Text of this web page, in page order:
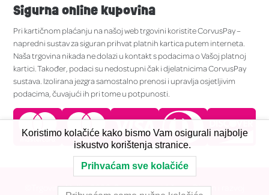
Sigurna online kupovina
Pri kartičnom plaćanju na našoj web trgovini koristite CorvusPay –
napredni sustav za siguran prihvat platnih kartica putem interneta.
Naša trgovina nikada ne dolazi u kontakt s podacima o Vašoj platnoj
kartici. Također, podaci su nedostupni čak i djelatnicima CorvusPay
sustava. Izolirana jezgra samostalno prenosi i upravlja osjetljivim
podacima, čuvajući ih pri tome u potpunosti.
©Trgovina Melita 2026. Sva prava pridržana. Dizajn i razvoj
Koristimo kolačiće kako bismo Vam osigurali najbolje
iskustvo korištenja stranice.
Prihvaćam sve kolačiće